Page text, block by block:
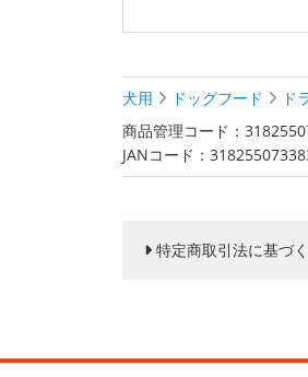
犬用 ドッグフード ド
商品管理コード：
JANコード：
特定商取引法に基づ